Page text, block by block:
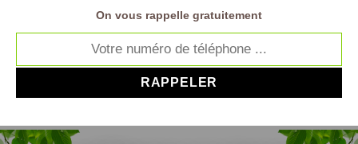
On vous rappelle gratuitement